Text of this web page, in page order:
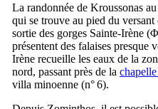
La randonnée de Kroussonas
qui se trouve au pied du
sortie des gorges Sainte-Irène (
présentent des falaises presque
Irène recueille les eaux de la
nord, passant près de la
villa minoenne (n° 6).